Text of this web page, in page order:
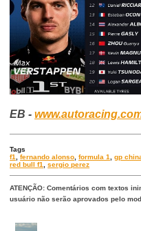
EB -
Tags
f1,fernando alonso,formula 1,gp
red bull f1,sergio perez
ATENÇÃO: Comentários com textos
usuário não serão aprovados pelo